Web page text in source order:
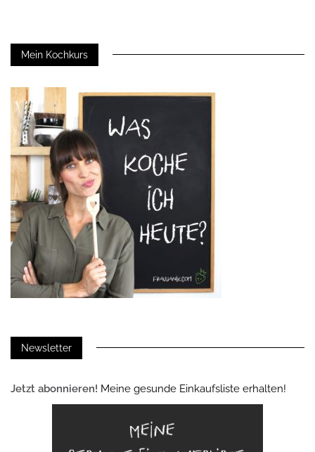
Mein Kochkurs
Newsletter
Jetzt abonnieren! Meine gesunde Einkaufsliste erhalten!